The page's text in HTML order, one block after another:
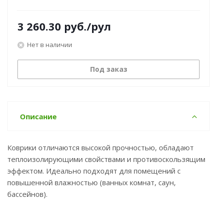
3 260.30 руб./рул
Нет в наличии
Под заказ
Описание
Коврики отличаются высокой прочностью, обладают
теплоизолирующими свойствами и противоскользящим
эффектом. Идеально подходят для помещений с
повышенной влажностью (ванных комнат, саун,
бассейнов).